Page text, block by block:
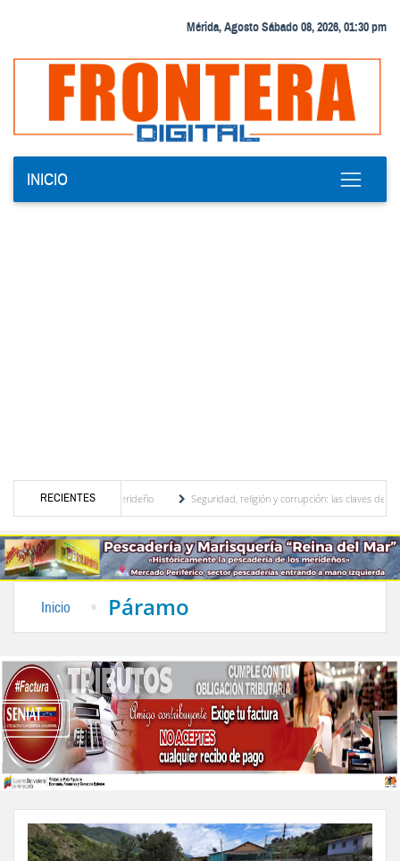
Mérida, Agosto Sábado 08, 2026, 01:30 pm
INICIO
RECIENTES
motor turístico merideño
Seguridad, religión y corrupción: las claves del
Inicio Páramo